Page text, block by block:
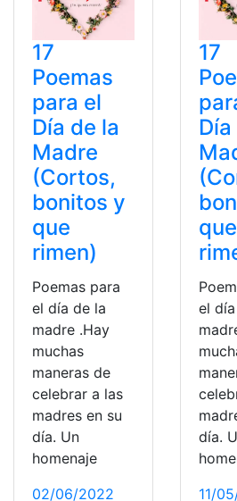
17
Poemas
para el
Día de la
Madre
(Cortos,
bonitos y
que
rimen)
Poemas para
el día de la
madre .Hay
muchas
maneras de
celebrar a las
madres en su
día. Un
homenaje
02/06/2022
17
que
el
día.
11/